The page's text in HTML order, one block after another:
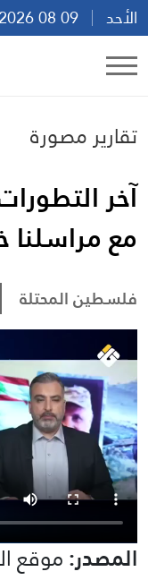
الأحد
تقارير مصورة
آخر
مع مراسلنا
فلسطين المحتلة
المصدر:موقع